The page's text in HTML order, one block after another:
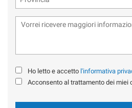
Ho letto e accetto l'informativa
Acconsento al trattamento dei miei
Cookie delle preferenze
Cookie analitici